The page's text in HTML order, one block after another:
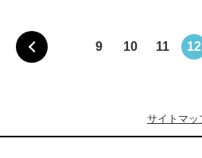
9 10 11 12
サイトマッ